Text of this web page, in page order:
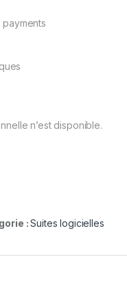
payments
n’est disponible.
:Suites logicielles